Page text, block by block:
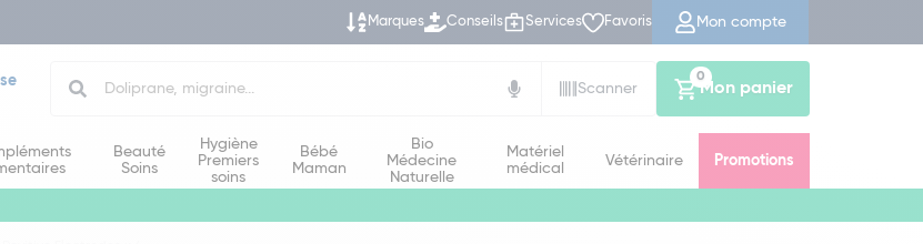
Marques Conseils Services Favoris Mon compte
Scanner
Mon panier
0
Beauté
Soins
Hygiène
Premiers
soins
Bébé
Maman
Bio
Médecine
Naturelle
Matériel
médical
Vétérinaire Promotions